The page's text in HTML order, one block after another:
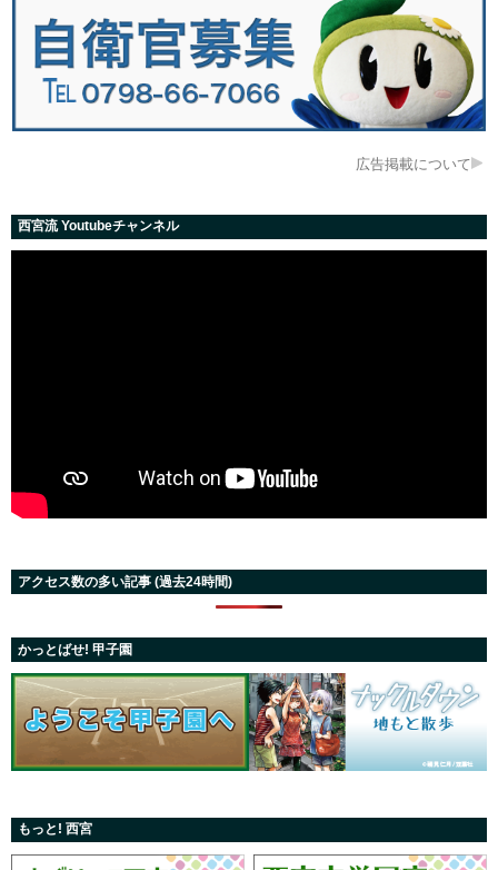
広告掲載について
西宮流 Youtubeチャンネル
アクセス数の多い記事 (過去24時間)
かっとばせ! 甲子園
もっと! 西宮